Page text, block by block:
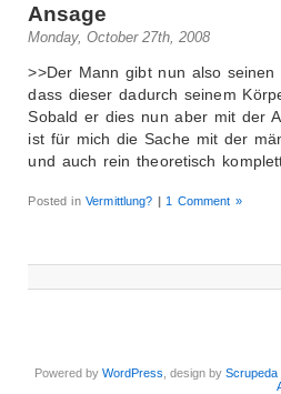
Ansage
Monday, October 27th, 2008
>>Der Mann gibt nun also
dass dieser dadurch seinem
Sobald er dies nun aber mit der
ist für mich die Sache mit der
und auch rein theoretisch
Posted inVermittlung? | 1 Comment »
Powered byWordPress , design byScrupeda